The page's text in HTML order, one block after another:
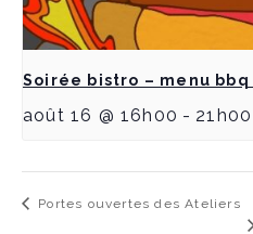
Soirée bistro – menu
août 16 @ 16h00 - 21h00
Portes ouvertes des Ateliers